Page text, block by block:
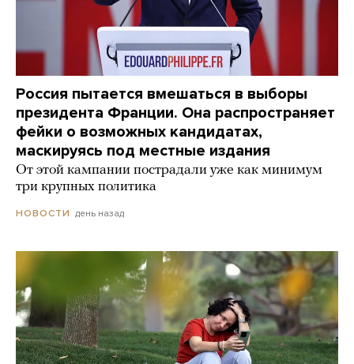
Россия пытается вмешаться в выборы
президента Франции. Она распространяет
фейки о возможных кандидатах,
маскируясь под местные издания
От этой кампании пострадали уже как минимум
три крупных политика
НОВОСТИ день назад